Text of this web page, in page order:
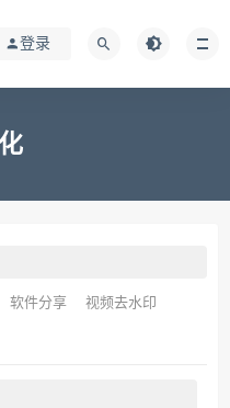
登录
软件分享 视频去水印